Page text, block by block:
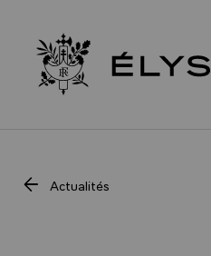
Retour à l’accueil Élysée
Actualités